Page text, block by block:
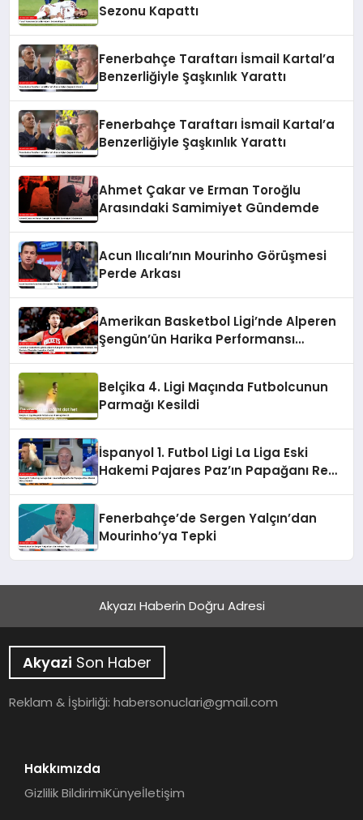
Sezonu Kapattı
Fenerbahçe Taraftarı İsmail Kartal’a
Benzerliğiyle Şaşkınlık Yarattı
Fenerbahçe Taraftarı İsmail Kartal’a
Benzerliğiyle Şaşkınlık Yarattı
Ahmet Çakar ve Erman Toroğlu
Arasındaki Samimiyet Gündemde
Acun Ilıcalı’nın Mourinho Görüşmesi
Perde Arkası
Amerikan Basketbol Ligi’nde Alperen
Şengün’ün Harika Performansı
Belçika 4. Ligi Maçında Futbolcunun
Parmağı Kesildi
İspanyol 1. Futbol Ligi La Liga Eski
Hakemi Pajares Paz’ın Papağanı Real
Fenerbahçe’de Sergen Yalçın’dan
Mourinho’ya Tepki
Akyazı Haberin Doğru Adresi
Akyazi Son Haber
Reklam & İşbirliği:habersonuclari@gmail.com
Hakkımızda
Gizlilik BildirimiKünyeİletişim